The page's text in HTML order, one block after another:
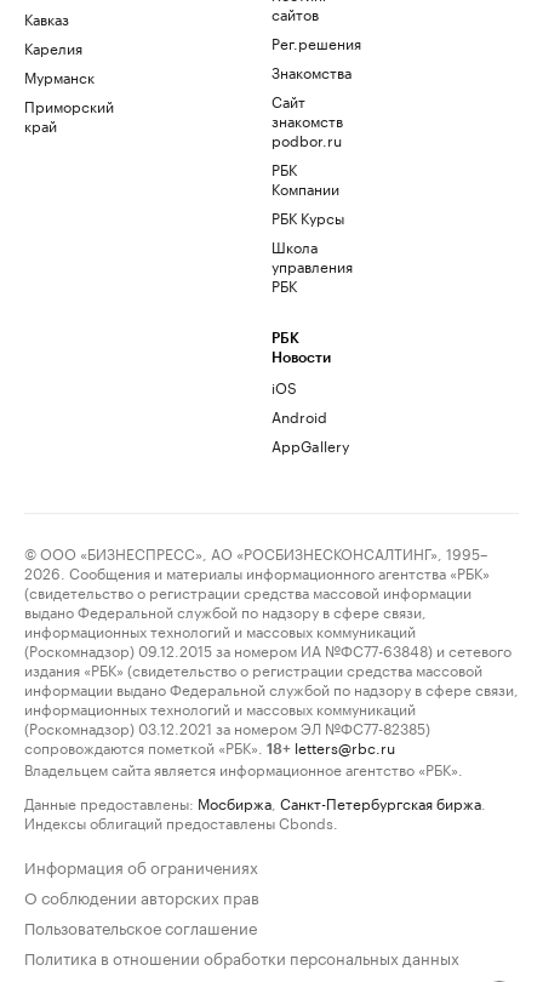
Кавказ
Карелия
Мурманск
Приморский
край
сайтов
Рег.решения
Знакомства
Сайт
знакомств
podbor.ru
РБК
Компании
РБК Курсы
Школа
управления
РБК
РБК
Новости
iOS
Android
AppGallery
© ООО «БИЗНЕСПРЕСС», АО «РОСБИЗНЕСКОНСАЛТИНГ», 1995–
2026. Сообщения и материалы информационного агентства «РБК»
(свидетельство о регистрации средства массовой информации
выдано Федеральной службой по надзору в сфере связи,
информационных технологий и массовых коммуникаций
(Роскомнадзор) 09.12.2015 за номером ИА №ФС77-63848) и сетевого
издания «РБК» (свидетельство о регистрации средства массовой
информации выдано Федеральной службой по надзору в сфере связи,
информационных технологий и массовых коммуникаций
(Роскомнадзор) 03.12.2021 за номером ЭЛ №ФС77-82385)
сопровождаются пометкой «РБК».
18+ letters@rbc.ru
Владельцем сайта является информационное агентство «РБК».
Данные предоставлены: Мосбиржа Санкт-Петербургская биржа
Индексы облигаций предоставлены Cbonds.
Информация об ограничениях
О соблюдении авторских прав
Пользовательское соглашение
Политика в отношении обработки персональных данных